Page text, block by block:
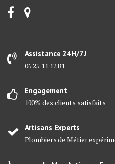
Assistance 24H/7J
06 25 11 12 81
Engagement
100% des clients satisfaits
Artisans Experts
Plombiers de Métier